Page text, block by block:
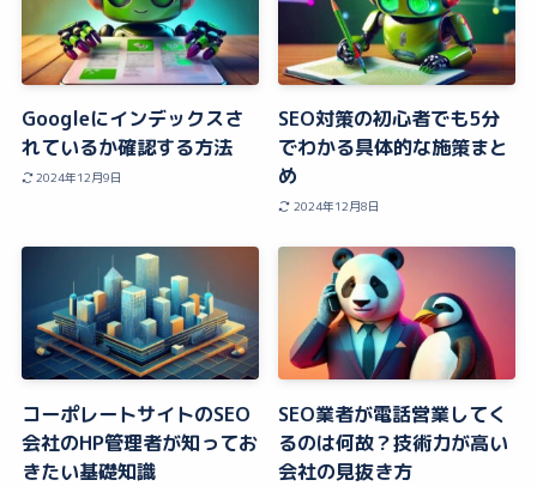
Googleにインデックスさ
れているか確認する方法
2024年12月9日
SEO対策の初心者でも5分
でわかる具体的な施策まと
め
2024年12月8日
コーポレートサイトのSEO
会社のHP管理者が知ってお
きたい基礎知識
SEO業者が電話営業してく
るのは何故？技術力が高い
会社の見抜き方